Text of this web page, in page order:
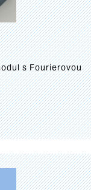
s Fourierovou